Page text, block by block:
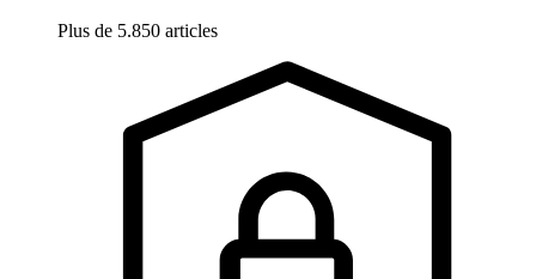
Plus de 5.850 articles